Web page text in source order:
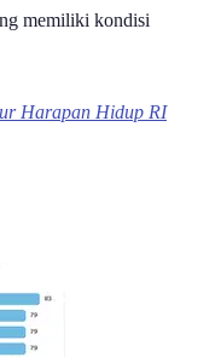
memiliki kondisi
Harapan Hidup RI